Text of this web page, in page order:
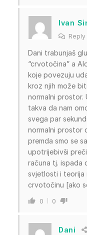
Ivan
Reply
Dani trabunjaš
“crvotočina” a
koje povezuju
kroz njih može
normalni prostor.
takva da nam
svega par
normalni prostor
premda smo se
upotrijebivši
računa tj. ispada
svjetlosti i teorija
crvotočinu [ako
0 0
Dani